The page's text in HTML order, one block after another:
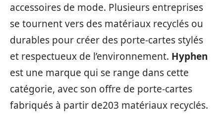
accessoires de mode. Plusieurs entreprises
se tournent vers des matériaux recyclés ou
durables pour créer des porte-cartes stylés
et respectueux de l’environnement. Hyphen
est une marque qui se range dans cette
catégorie, avec son offre de porte-cartes
fabriqués à partir de203 matériaux recyclés.